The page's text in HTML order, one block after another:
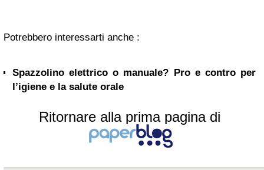
Potrebbero interessarti anche :
Spazzolino elettrico o manuale? Pro e contro per
l’igiene e la salute orale
Ritornare alla prima pagina di